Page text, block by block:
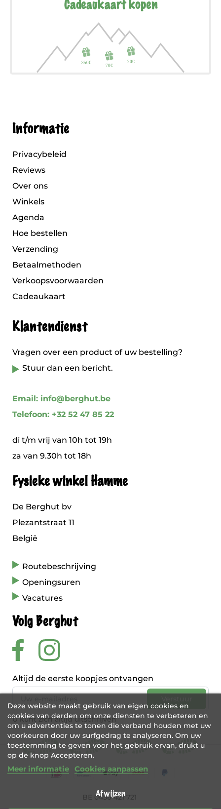
Cadeaukaart kopen
Informatie
Privacybeleid
Reviews
Over ons
Winkels
Agenda
Hoe bestellen
Verzending
Betaalmethoden
Verkoopsvoorwaarden
Cadeaukaart
Klantendienst
Vragen over een product of uw bestelling?
Stuur dan een bericht.
Email: info@berghut.be
Telefoon: +32 52 47 85 22
di t/m vrij van 10h tot 19h
za van 9.30h tot 18h
Fysieke winkel Hamme
De Berghut bv
Plezantstraat 11
België
Routebeschrijving
Openingsuren
Vacatures
Volg Berghut
Altijd de eerste koopjes ontvangen
U kunt zich altijd uitschrijven
Deze website maakt gebruik van eigen cookies en
cookies van derden om onze diensten te verbeteren en
om u advertenties te tonen die verband houden met uw
voorkeuren door uw surfgedrag te analyseren. Om uw
toestemming te geven voor het gebruik ervan, drukt u
op de knop Accepteren.
Meer informatie Cookies aanpassen
Afwijzen
BE 0456 421 721